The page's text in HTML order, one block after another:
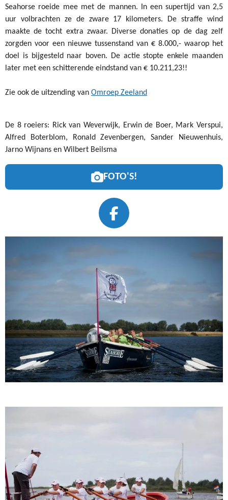
Seahorse roeide mee met de mannen. In een supertijd van 2,5
uur volbrachten ze de zware 17 kilometers. De straffe wind
maakte de tocht extra zwaar. Diverse donaties op de dag zelf
zorgden voor een nieuwe tussenstand van € 8.000,- waarop het
doel is bijgesteld naar boven. De actie stopte enkele maanden
later met een schitterende eindstand van € 10.211,23!!
Zie ook de uitzending van Omroep Zeeland
De 8 roeiers: Rick van Weverwijk, Erwin de Boer, Mark Verspui,
Alfred Boterblom, Ronald Zevenbergen, Sander Nieuwenhuis,
Jarno Wijnans en Wilbert Beilsma
FOTO'S!
F
A
E
B
O
O
K